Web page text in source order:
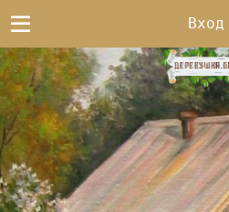
Вход